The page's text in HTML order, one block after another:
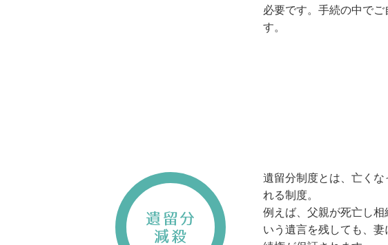
必要です。手続の中で
す。
遺留分
減殺
遺留分制度とは、亡く
れる制度。
例えば、父親が死亡し
いう遺言を残しても、